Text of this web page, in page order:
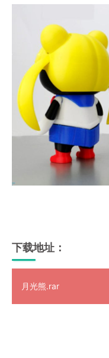
下载地址：
月光熊.rar